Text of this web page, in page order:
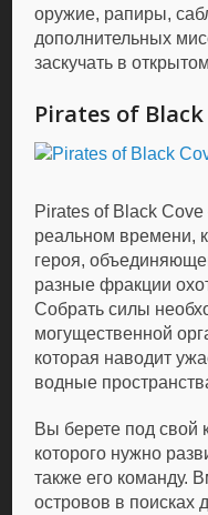
оружие, рапиры,
дополнительных
заскучать в
Pirates of Black
Pirates of Black Cove
реальном времени,
героя,
разные фракции
Собрать силы
могущественной
которая наводит
водные
Вы берете под свой
которого нужно
также его команду.
островов в